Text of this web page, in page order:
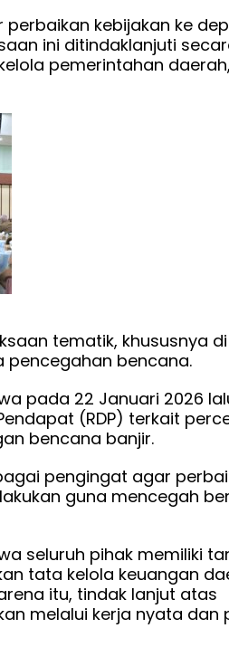
kebijakan ke
ini ditindaklanjuti
pemerintahan
tematik, khususnya
pencegahan bencana.
pada 22 Januari 2026
(RDP) terkait
bencana banjir.
pengingat agar
guna mencegah
seluruh pihak memiliki
tata kelola keuangan
itu, tindak lanjut atas
melalui kerja nyata dan